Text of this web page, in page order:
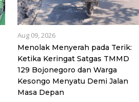
Aug 09, 2026
Menolak Menyerah pada Terik:
Ketika Keringat Satgas TMMD
129 Bojonegoro dan Warga
Kesongo Menyatu Demi Jalan
Masa Depan